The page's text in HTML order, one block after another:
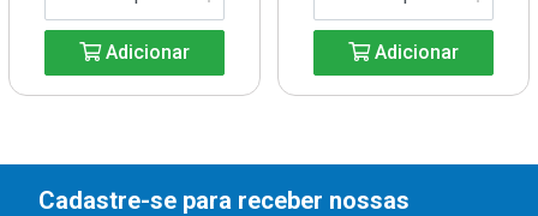
Adicionar Adicionar
Cadastre-se para receber nossas